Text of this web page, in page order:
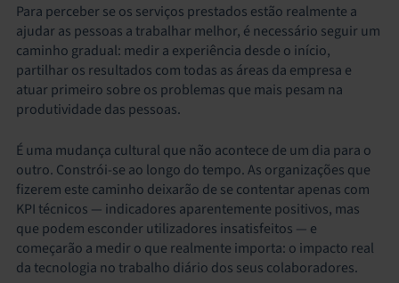
Para perceber se os serviços prestados estão realmente a
ajudar as pessoas a trabalhar melhor, é necessário seguir um
caminho gradual: medir a experiência desde o início,
partilhar os resultados com todas as áreas da empresa e
atuar primeiro sobre os problemas que mais pesam na
produtividade das pessoas.
É uma mudança cultural que não acontece de um dia para o
outro. Constrói-se ao longo do tempo. As organizações que
fizerem este caminho deixarão de se contentar apenas com
KPI técnicos — indicadores aparentemente positivos, mas
que podem esconder utilizadores insatisfeitos — e
começarão a medir o que realmente importa: o impacto real
da tecnologia no trabalho diário dos seus colaboradores.